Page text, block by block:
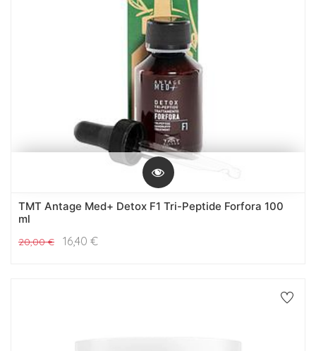
TMT Antage Med+ Detox F1 Tri-Peptide Forfora 100
ml
20,00€ 16,40 €